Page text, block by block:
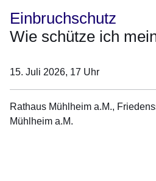
Einbruchschutz
Wie schütze ich
15. Juli 2026, 17 Uhr
Rathaus Mühlheim a.M.,
Mühlheim a.M.